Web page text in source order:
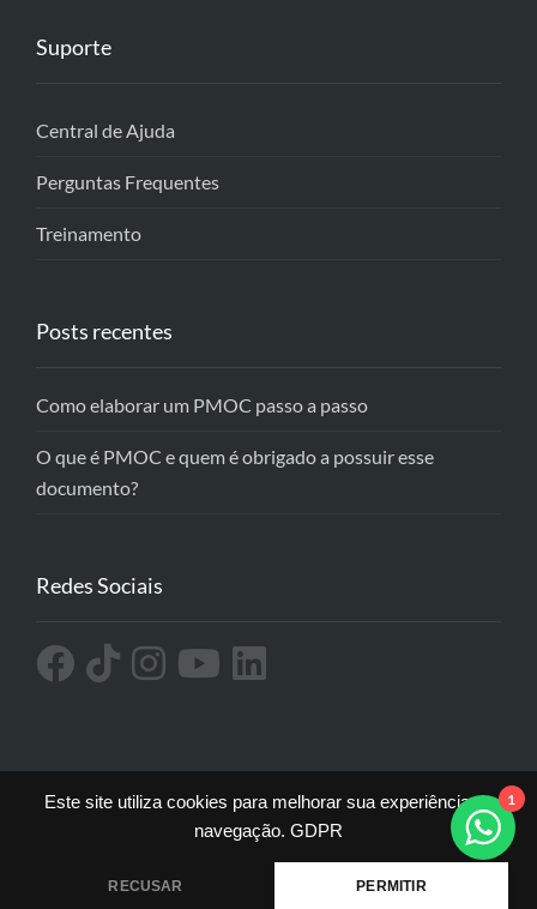
Este site utiliza cookies para melhorar sua experiência de
navegação. GDPR
RECUSAR PERMITIR
Suporte
Central de Ajuda
Perguntas Frequentes
Treinamento
Posts recentes
Como elaborar um PMOC passo a passo
O que é PMOC e quem é obrigado a possuir esse
documento?
Redes Sociais
Todos os direitos reservados a Online OS ® Sistema de
1